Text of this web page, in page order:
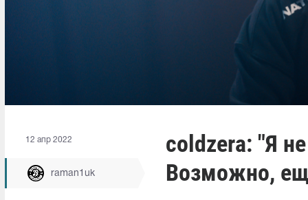
12 апр 2022
raman1uk
coldzera: "Я
Возможно,